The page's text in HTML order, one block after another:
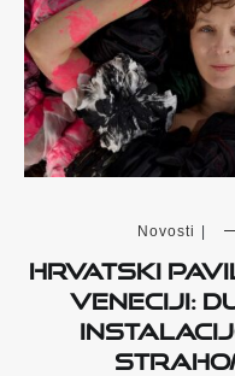
Novosti |
Hrvatski
Veneciji: